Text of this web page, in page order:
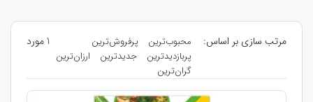
مرتب سازی بر اساس: محبوب‌ترین
پرفروش‌ترین
پربازدیدترین
جدیدترین
ارزان‌ترین
گران‌ترین
1 مورد